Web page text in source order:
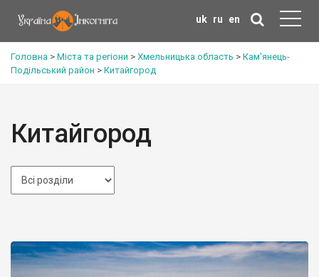
uk ru en
Головна > Міста та регіони > Хмельницька область > Кам'янець-
Подільський район > Китайгород
Китайгород